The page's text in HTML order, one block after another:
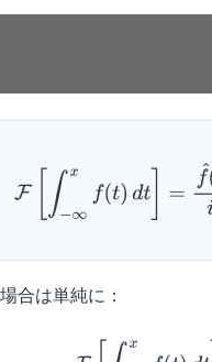
F [∫− ] ω)
合は単純に：
−∞ t )d